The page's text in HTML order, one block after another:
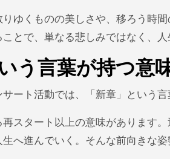
ゆくものの美しさや、移ろう時
とで、単なる悲しみではなく、
う言葉が持つ意
ート活動では、「新章」という言
スタート以上の意味があります
へ進んでいく。そんな前向きな姿